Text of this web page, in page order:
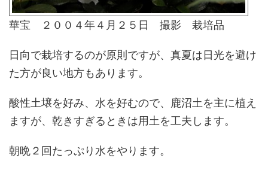
華宝 ２００４年４月２５日 撮影 栽培品
日向で栽培するのが原則ですが、真夏は日光を避け
た方が良い地方もあります。
酸性土壌を好み、水を好むので、鹿沼土を主に植え
ますが、乾きすぎるときは用土を工夫します。
朝晩２回たっぷり水をやります。